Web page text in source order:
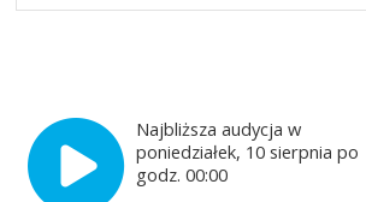
Najbliższa audycja w
poniedziałek, 10 sierpnia po
godz. 00:00